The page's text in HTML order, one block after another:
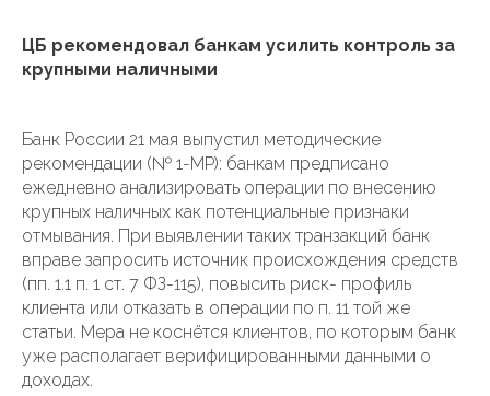
ЦБ рекомендовал банкам усилить контроль за
крупными наличными
Банк России 21 мая выпустил методические
рекомендации (№ 1-МР): банкам предписано
ежедневно анализировать операции по внесению
крупных наличных как потенциальные признаки
отмывания. При выявлении таких транзакций банк
вправе запросить источник происхождения средств
(пп. 1.1 п. 1 ст. 7 ФЗ-115), повысить риск- профиль
клиента или отказать в операции по п. 11 той же
статьи. Мера не коснётся клиентов, по которым банк
уже располагает верифицированными данными о
доходах.